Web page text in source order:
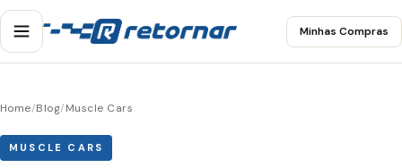
Minhas Compras
Home/Blog/Muscle Cars
MUSCLE CARS